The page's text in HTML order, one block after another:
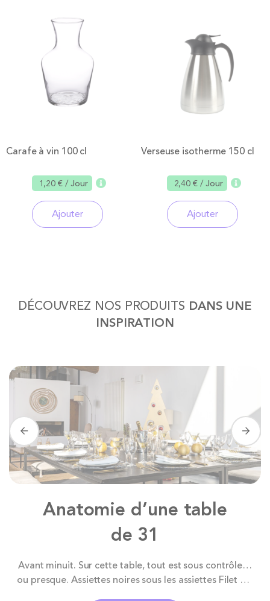
Carafe à vin 100 cl
1,20 €/ Jour
Ajouter
Verseuse isotherme 150 cl
2,40 €/ Jour
Ajouter
DÉCOUVREZ NOS PRODUITS DANS UNE
INSPIRATION
Anatomie d’une table
de 31
Avant minuit. Sur cette table, tout est sous contrôle…
ou presque. Assiettes noires sous les assiettes Filet Or,